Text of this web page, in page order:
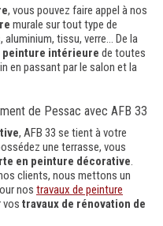
, vous pouvez faire appel à nos
murale sur tout type de
tissu, verre... De la
peinture intérieure de toutes
en passant par le salon et la
de Pessac avec AFB 33
, AFB 33 se tient à votre
une terrasse, vous
en peinture décorative.
clients, nous mettons un
nos travaux de peinture
vos travaux de rénovation de